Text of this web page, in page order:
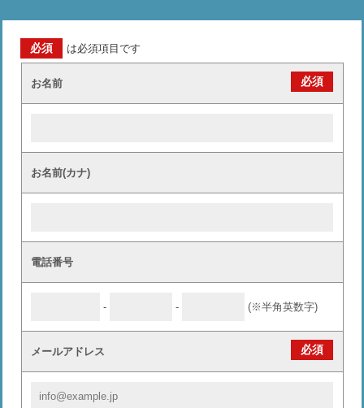
必須 は必須項目です
お名前 必須
お名前(カナ)
電話番号
- - (※半角英数字)
メールアドレス 必須